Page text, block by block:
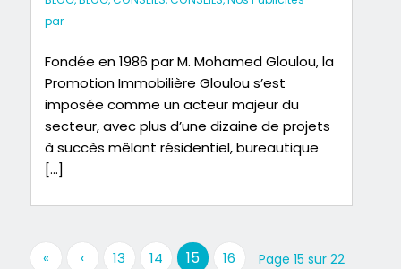
par
Fondée en 1986 par M. Mohamed Gloulou, la
Promotion Immobilière Gloulou s’est
imposée comme un acteur majeur du
secteur, avec plus d’une dizaine de projets
à succès mêlant résidentiel, bureautique
[…]
Page 15 sur 22
« ‹ 13 14 15
16